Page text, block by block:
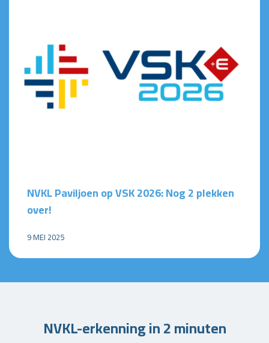
NVKL Paviljoen op VSK 2026: Nog 2 plekken
over!
9 MEI 2025
NVKL-erkenning in 2 minuten